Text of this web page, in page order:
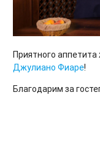
Приятного
Джулиано Фиаре!
Благодарим за